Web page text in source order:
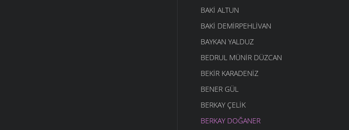
BAKI ALTUN
BAKI DEMIRPEHLIVAN
BAYKAN YALDUZ
BEDRUL MÜNIR DÜZCAN
BEKIR KARADENIZ
BENER GÜL
BERKAY ÇELIK
BERKAY DOĞANER